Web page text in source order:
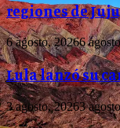
regiones de
6 agosto, 20266
Lula lanzó su
3 agosto, 20263